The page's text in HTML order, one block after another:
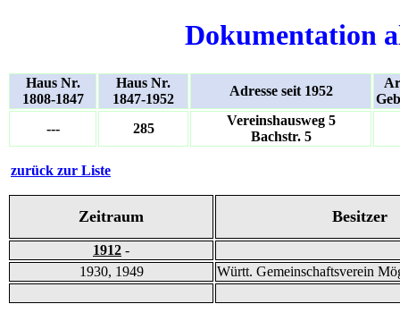
Dokumentation
Haus Nr.
1808-1847
Haus Nr.
1847-1952
Adresse seit 1952
---
285
Vereinshausweg 5
Bachstr. 5
zurück zur Liste
Zeitraum Besitzer
1912 -
1930, 1949
Württ. Gemeinschaftsverein